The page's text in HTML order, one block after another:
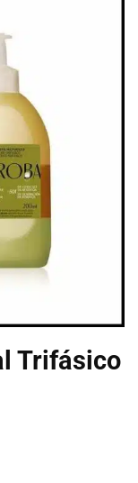
Trifásico